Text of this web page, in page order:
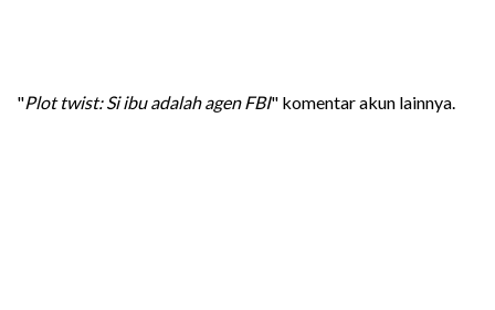
"Plot twist: Si ibu adalah agen FBI" komentar akun lainnya.